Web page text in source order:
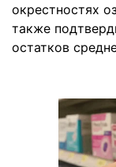
окрестностях
также
остатков